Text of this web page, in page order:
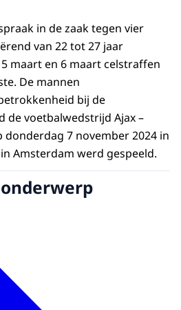
in de zaak tegen vier
van 22 tot 27 jaar
maart en 6 maart celstraffen
De mannen
bij de
de voetbalwedstrijd Ajax –
donderdag 7 november 2024 in
Amsterdam werd gespeeld.